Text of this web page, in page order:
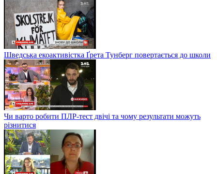
Шведська екоактивістка Ґрета Тунберг повертається до школи
Чи варто робити ПЛР-тест двічі та чому результати можуть
різнитися